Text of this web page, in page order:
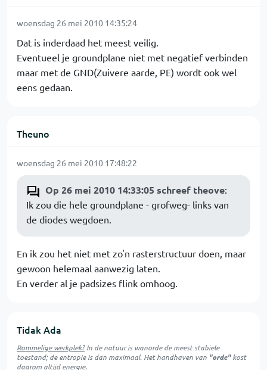
woensdag 26 mei 2010 14:35:24
Dat is inderdaad het meest veilig.
Eventueel je groundplane niet met negatief verbinden
maar met de GND(Zuivere aarde, PE) wordt ook wel
eens gedaan.
Theuno
woensdag 26 mei 2010 17:48:22
Op 26 mei 2010 14:33:05 schreef theove:
Ik zou die hele groundplane - grofweg- links van
de diodes wegdoen.
En ik zou het niet met zo'n rasterstructuur doen, maar
gewoon helemaal aanwezig laten.
En verder al je padsizes flink omhoog.
Tidak Ada
Rommelige werkplek?In de natuur iswanordede meest stabiele
toestand; de entropie is dan maximaal. Het handhaven van "orde"kost
daarom altijd energie.